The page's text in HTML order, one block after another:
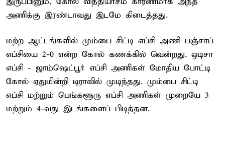
அணிக்கு இரண்டாவது இடமே கிடைத்தது.
மற்ற ஆட்டங்களில் மும்பை சிட்டி எப்சி அணி பஞ்சாப்
எப்சியை 2-0 என்ற கோல் கணக்கில் வென்றது. ஒடிசா
எப்சி - ஜாம்ஷெட்பூர் எப்சி அணிகள் மோதிய போட்டி
கோல் ஏதுமின்றி டிராவில் முடிந்தது. மும்பை சிட்டி
எப்சி மற்றும் பெங்களூரு எப்சி அணிகள் முறையே 3
மற்றும் 4-வது இடங்களைப் பிடித்தன.